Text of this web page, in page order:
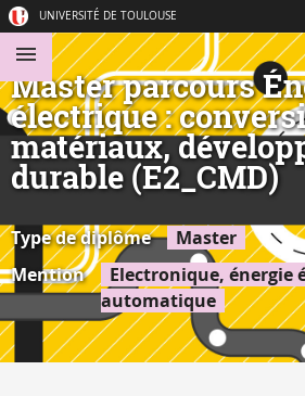
au
directs
UNIVERSITÉ DE TOULOUSE
Master parcours
électrique :
matériaux,
durable (E2_CMD)
Type de diplôme
Master
Mention
Electronique, énergie
automatique
ACCUEIL
S'ORIENTER,